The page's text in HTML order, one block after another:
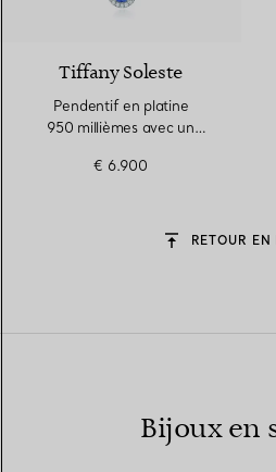
Tiffany Soleste
Pendentif en platine
950 millièmes avec un
€ 6.900
RETOUR EN
Bijoux en